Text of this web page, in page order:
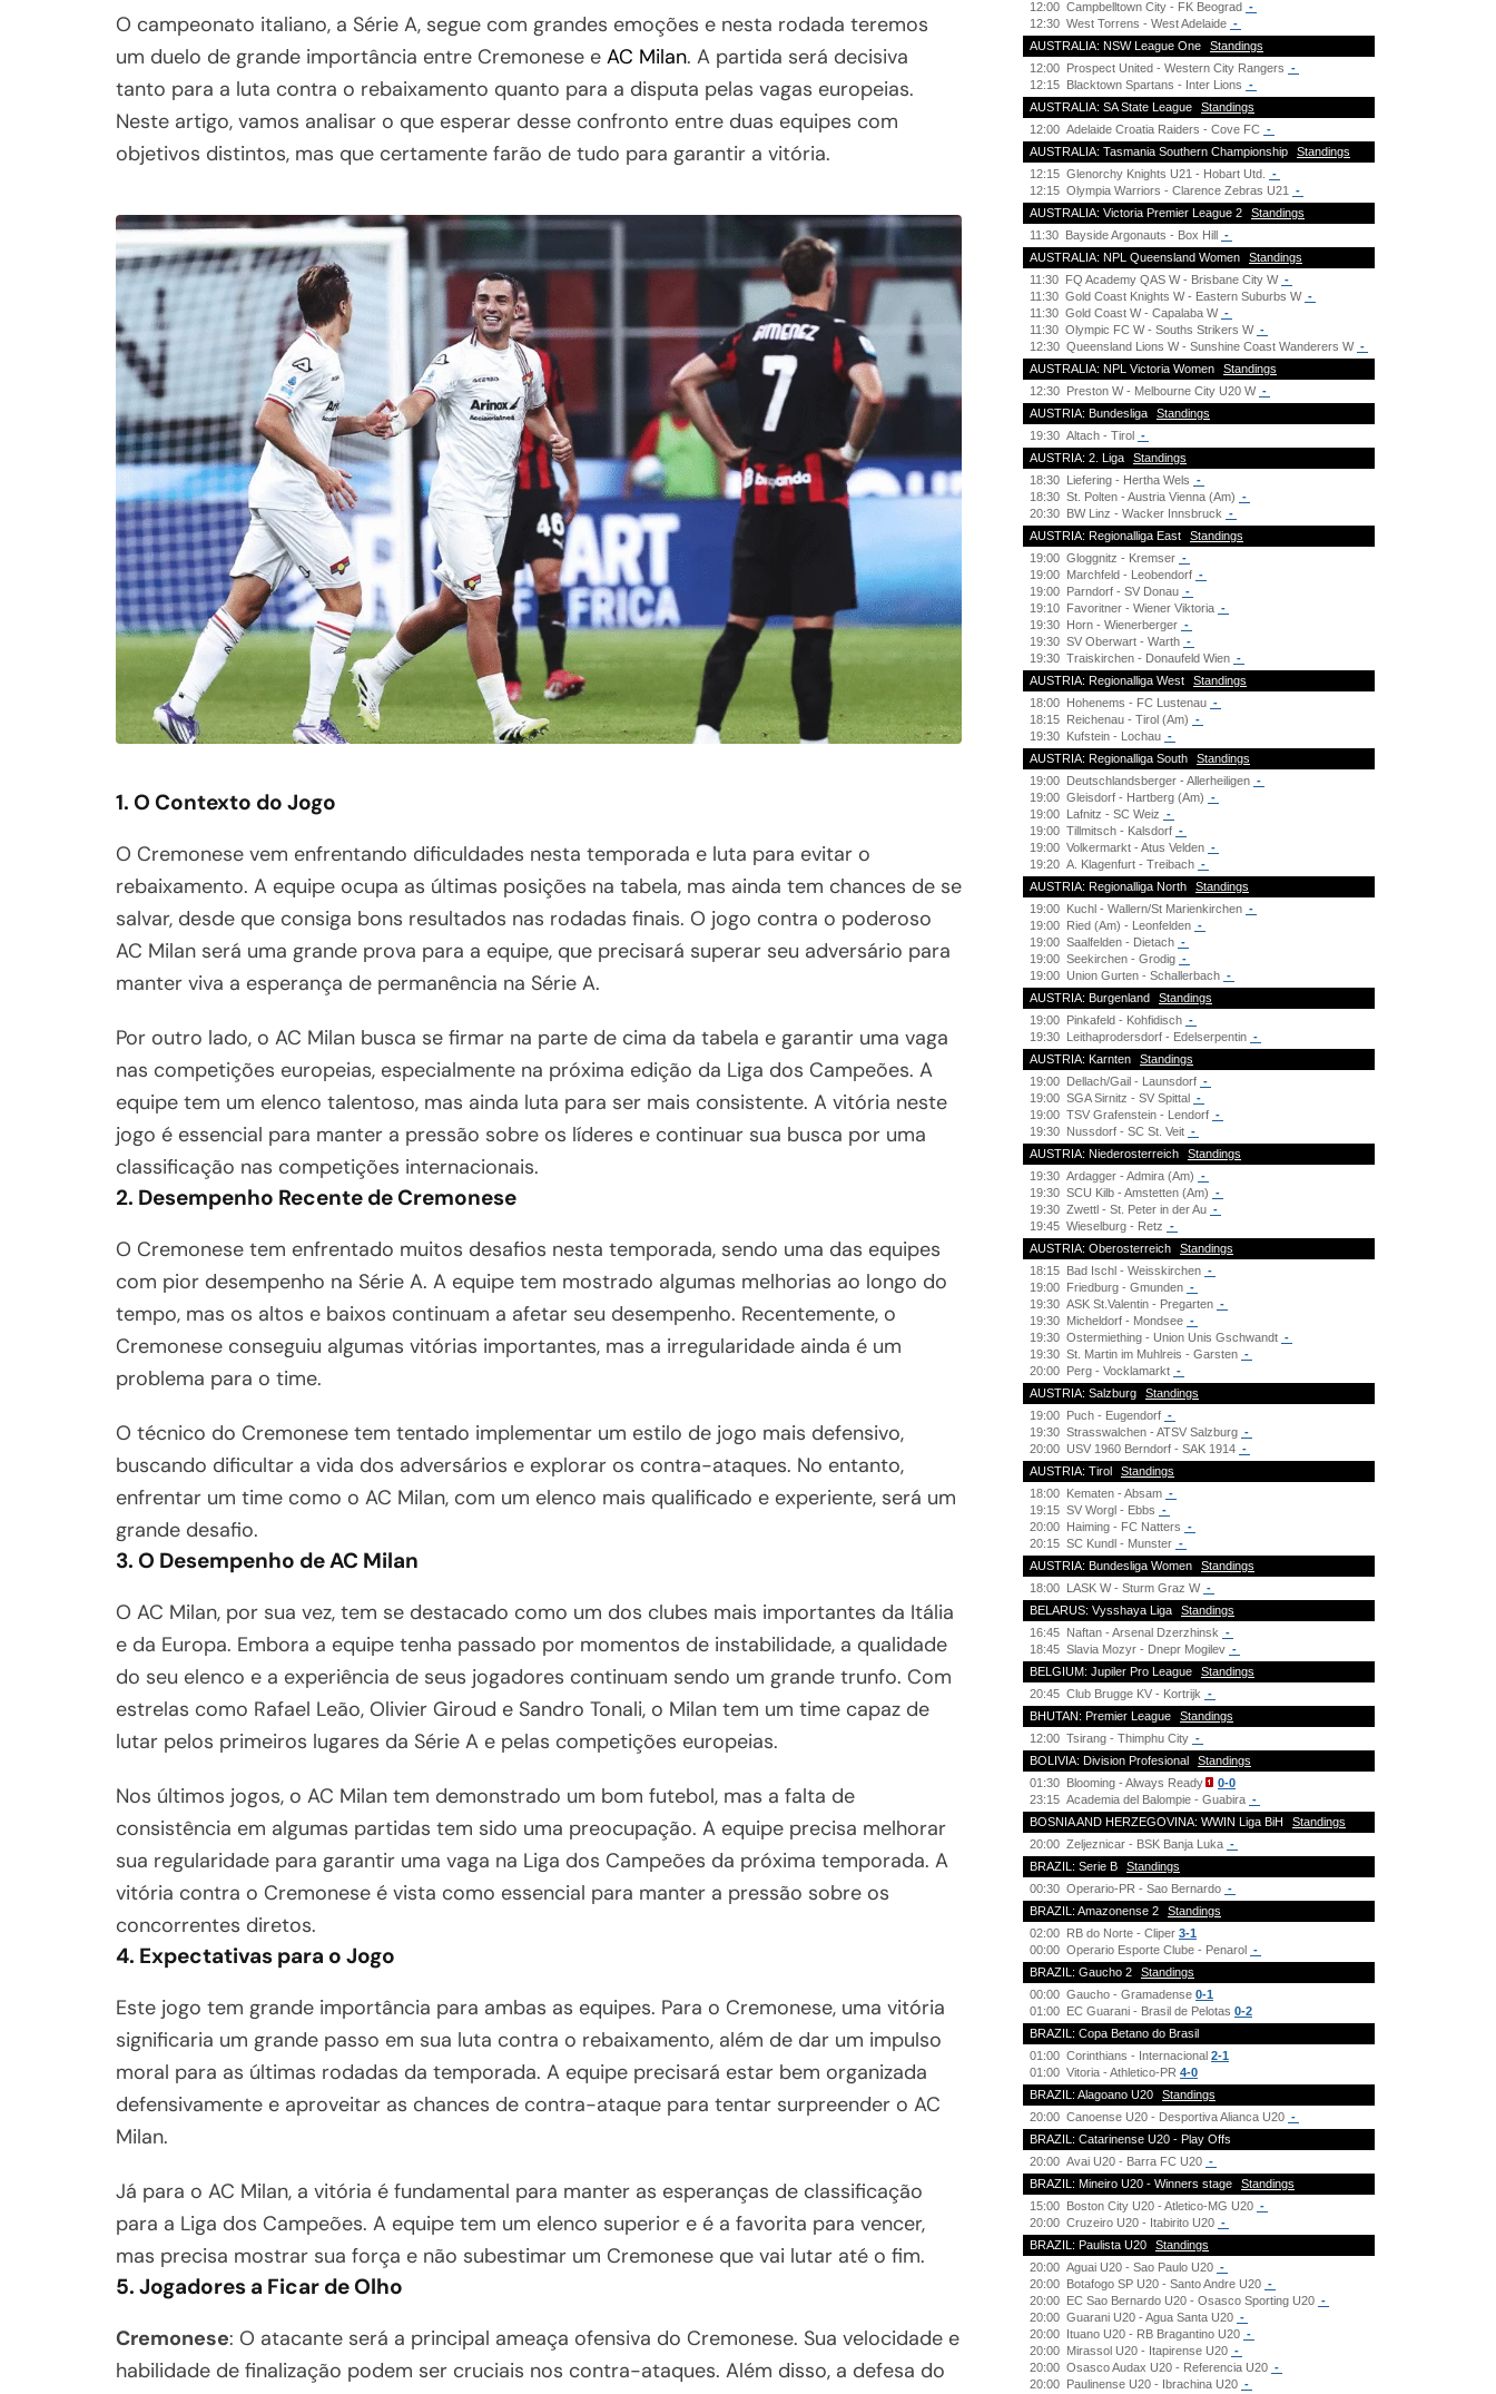
O campeonato italiano, a Série A, segue com grandes emoções e nesta rodada teremos
um duelo de grande importância entre Cremonese e AC Milan. A partida será decisiva
tanto para a luta contra o rebaixamento quanto para a disputa pelas vagas europeias.
Neste artigo, vamos analisar o que esperar desse confronto entre duas equipes com
objetivos distintos, mas que certamente farão de tudo para garantir a vitória.
1. O Contexto do Jogo
O Cremonese vem enfrentando dificuldades nesta temporada e luta para evitar o
rebaixamento. A equipe ocupa as últimas posições na tabela, mas ainda tem chances de se
salvar, desde que consiga bons resultados nas rodadas finais. O jogo contra o poderoso
AC Milan será uma grande prova para a equipe, que precisará superar seu adversário para
manter viva a esperança de permanência na Série A.
Por outro lado, o AC Milan busca se firmar na parte de cima da tabela e garantir uma vaga
nas competições europeias, especialmente na próxima edição da Liga dos Campeões. A
equipe tem um elenco talentoso, mas ainda luta para ser mais consistente. A vitória neste
jogo é essencial para manter a pressão sobre os líderes e continuar sua busca por uma
classificação nas competições internacionais.
2. Desempenho Recente de Cremonese
O Cremonese tem enfrentado muitos desafios nesta temporada, sendo uma das equipes
com pior desempenho na Série A. A equipe tem mostrado algumas melhorias ao longo do
tempo, mas os altos e baixos continuam a afetar seu desempenho. Recentemente, o
Cremonese conseguiu algumas vitórias importantes, mas a irregularidade ainda é um
problema para o time.
O técnico do Cremonese tem tentado implementar um estilo de jogo mais defensivo,
buscando dificultar a vida dos adversários e explorar os contra-ataques. No entanto,
enfrentar um time como o AC Milan, com um elenco mais qualificado e experiente, será um
grande desafio.
3. O Desempenho de AC Milan
O AC Milan, por sua vez, tem se destacado como um dos clubes mais importantes da Itália
e da Europa. Embora a equipe tenha passado por momentos de instabilidade, a qualidade
do seu elenco e a experiência de seus jogadores continuam sendo um grande trunfo. Com
estrelas como Rafael Leão, Olivier Giroud e Sandro Tonali, o Milan tem um time capaz de
lutar pelos primeiros lugares da Série A e pelas competições europeias.
Nos últimos jogos, o AC Milan tem demonstrado um bom futebol, mas a falta de
consistência em algumas partidas tem sido uma preocupação. A equipe precisa melhorar
sua regularidade para garantir uma vaga na Liga dos Campeões da próxima temporada. A
vitória contra o Cremonese é vista como essencial para manter a pressão sobre os
concorrentes diretos.
4. Expectativas para o Jogo
Este jogo tem grande importância para ambas as equipes. Para o Cremonese, uma vitória
significaria um grande passo em sua luta contra o rebaixamento, além de dar um impulso
moral para as últimas rodadas da temporada. A equipe precisará estar bem organizada
defensivamente e aproveitar as chances de contra-ataque para tentar surpreender o AC
Milan.
Já para o AC Milan, a vitória é fundamental para manter as esperanças de classificação
para a Liga dos Campeões. A equipe tem um elenco superior e é a favorita para vencer,
mas precisa mostrar sua força e não subestimar um Cremonese que vai lutar até o fim.
5. Jogadores a Ficar de Olho
Cremonese: O atacante será a principal ameaça ofensiva do Cremonese. Sua velocidade e
habilidade de finalização podem ser cruciais nos contra-ataques. Além disso, a defesa do